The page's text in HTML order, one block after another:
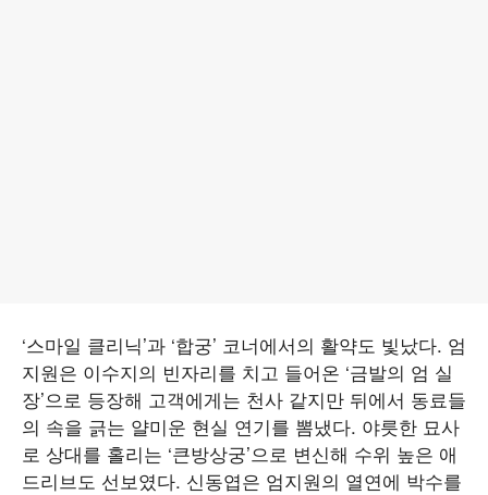
‘스마일 클리닉’과 ‘합궁’ 코너에서의 활약도 빛났다. 엄
지원은 이수지의 빈자리를 치고 들어온 ‘금발의 엄 실
장’으로 등장해 고객에게는 천사 같지만 뒤에서 동료들
의 속을 긁는 얄미운 현실 연기를 뽐냈다. 야릇한 묘사
로 상대를 홀리는 ‘큰방상궁’으로 변신해 수위 높은 애
드리브도 선보였다. 신동엽은 엄지원의 열연에 박수를